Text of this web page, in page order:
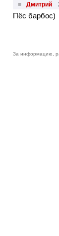
≡ Дмитрий
Пёс барбос)
За информацию,